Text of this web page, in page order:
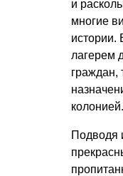
и
многие
истории.
лагерем
граждан,
колонией.
Подводя